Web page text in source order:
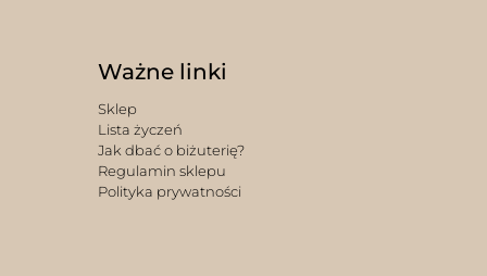
Ważne linki
Sklep
Lista życzeń
Jak dbać o biżuterię?
Regulamin sklepu
Polityka prywatności